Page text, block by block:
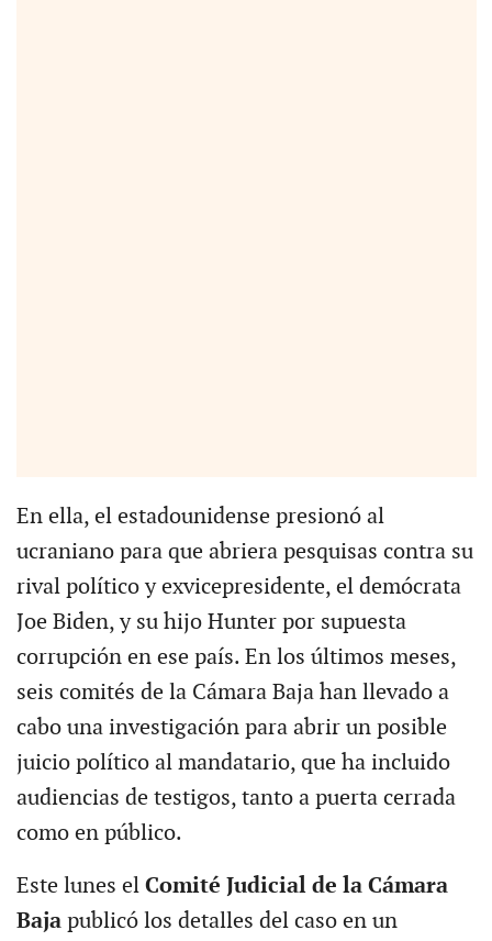
En ella, el estadounidense presionó al
ucraniano para que abriera pesquisas contra su
rival político y exvicepresidente, el demócrata
Joe Biden, y su hijo Hunter por supuesta
corrupción en ese país. En los últimos meses,
seis comités de la Cámara Baja han llevado a
cabo una investigación para abrir un posible
juicio político al mandatario, que ha incluido
audiencias de testigos, tanto a puerta cerrada
como en público.
Este lunes el Comité Judicial de la Cámara
Bajapublicó los detalles del caso en un